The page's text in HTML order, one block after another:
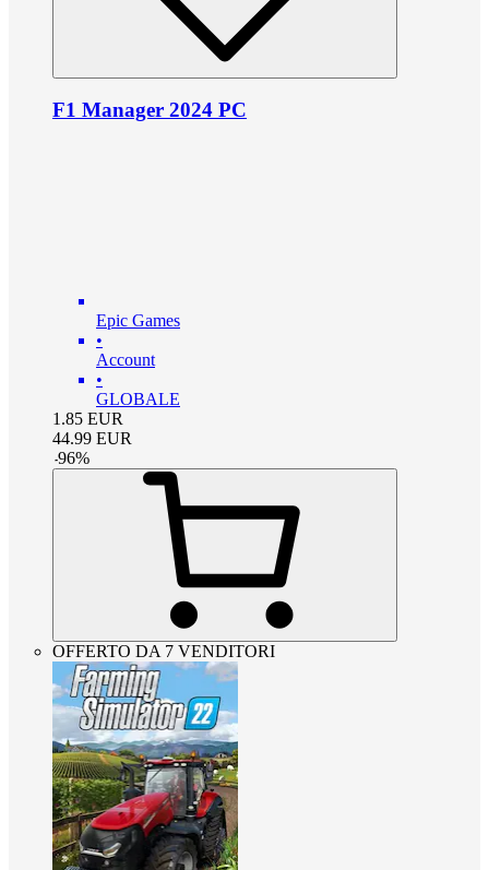
F1 Manager 2024 PC
Epic Games
•
Account
•
GLOBALE
1.85 EUR
44.99 EUR
-96%
OFFERTO DA 7 VENDITORI